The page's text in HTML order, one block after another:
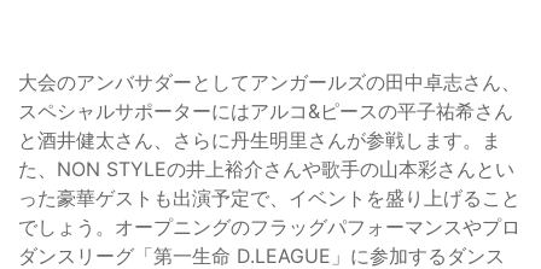
大会のアンバサダーとしてアンガールズの田中卓志さん、
スペシャルサポーターにはアルコ&ピースの平子祐希さん
と酒井健太さん、さらに丹生明里さんが参戦します。ま
た、NON STYLEの井上裕介さんや歌手の山本彩さんとい
った豪華ゲストも出演予定で、イベントを盛り上げること
でしょう。オープニングのフラッグパフォーマンスやプロ
ダンスリーグ「第一生命 D.LEAGUE」に参加するダンス